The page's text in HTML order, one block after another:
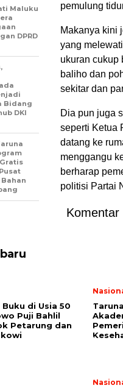
pemulung
Makanya kini
yang
ukuran cukup
baliho dan
sekitar dan
Dia pun juga
seperti Ketua
datang ke
menggangu
berharap
politisi Partai
Komentar
Maluku
DPRD
Bidang
DKI
Buku di Usia 50
Puji Bahlil
Petarung dan